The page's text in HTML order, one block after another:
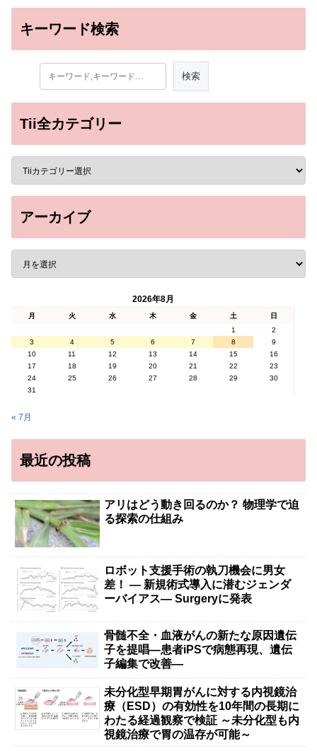
キーワード検索
Tii全カテゴリー
アーカイブ
2026年8月
月 火 水 木 金 土
日
1
2
3
4 5 6 7 8
9
10
11 12 13 14 15
16
17
18 19 20 21 22
23
24
25 26 27 28 29
30
31
« 7月
最近の投稿
アリはどう動き回るのか？ 物理学で迫
る探索の仕組み
ロボット支援手術の執刀機会に男女
差！ — 新規術式導入に潜むジェンダ
ーバイアス— Surgeryに発表
骨髄不全・血液がんの新たな原因遺伝
子を提唱―患者iPSで病態再現、遺伝
子編集で改善―
未分化型早期胃がんに対する内視鏡治
療（ESD）の有効性を10年間の長期に
わたる経過観察で検証 ～未分化型も内
視鏡治療で胃の温存が可能～